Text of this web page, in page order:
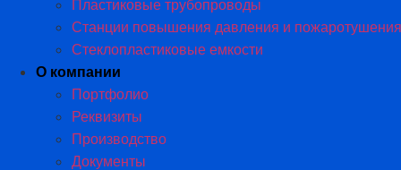
Пластиковые трубопроводы​
Станции повышения давления и пожаротушения
Стеклопластиковые емкости
О компании
Портфолио
Реквизиты
Производство
Документы